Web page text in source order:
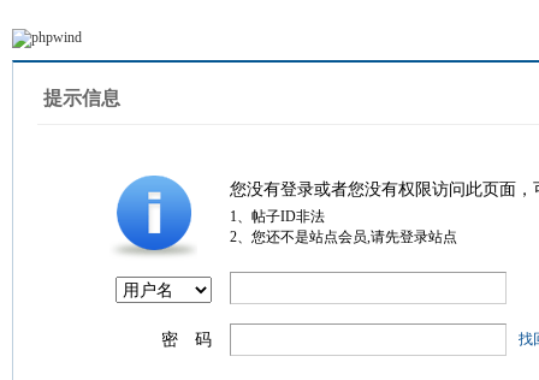
提示信息
您没有登录或者您没有权限访问此页面
1、帖子ID非法
2、您还不是站点会员,请先登录站点
密 码 找